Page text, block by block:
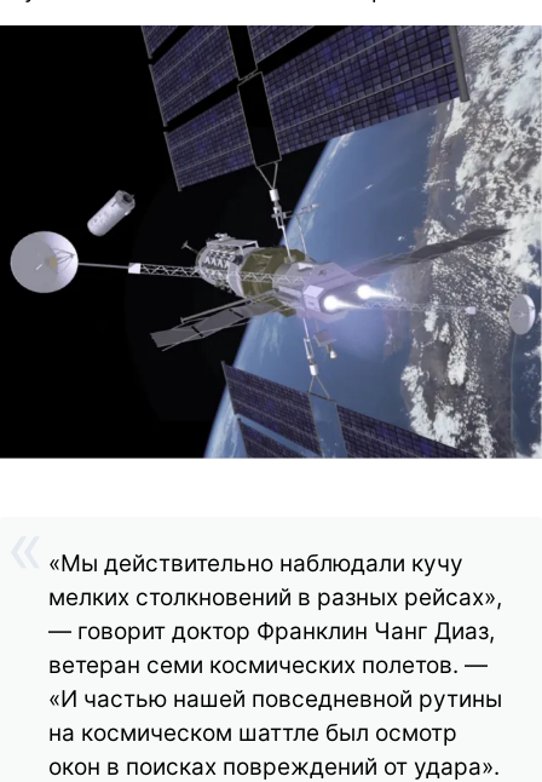
«Мы действительно наблюдали кучу
мелких столкновений в разных рейсах»,
— говорит доктор Франклин Чанг Диаз,
ветеран семи космических полетов. —
«И частью нашей повседневной рутины
на космическом шаттле был осмотр
окон в поисках повреждений от удара».